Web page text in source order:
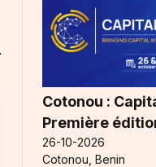
Cotonou :
Première
26-10-2026
Cotonou, Benin